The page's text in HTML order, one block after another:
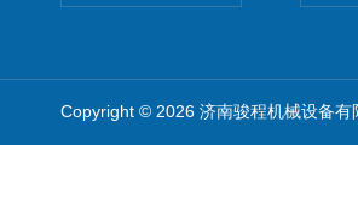
Copyright © 2026 济南骏程机械设备有